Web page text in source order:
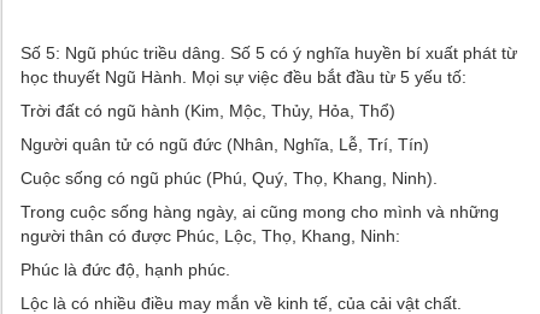
Số 5: Ngũ phúc triều dâng. Số 5 có ý nghĩa huyền bí xuất phát từ
học thuyết Ngũ Hành. Mọi sự việc đều bắt đầu từ 5 yếu tố:
Trời đất có ngũ hành (Kim, Mộc, Thủy, Hỏa, Thổ)
Người quân tử có ngũ đức (Nhân, Nghĩa, Lễ, Trí, Tín)
Cuộc sống có ngũ phúc (Phú, Quý, Thọ, Khang, Ninh).
Trong cuộc sống hàng ngày, ai cũng mong cho mình và những
người thân có được Phúc, Lộc, Thọ, Khang, Ninh:
Phúc là đức độ, hạnh phúc.
Lộc là có nhiều điều may mắn về kinh tế, của cải vật chất.